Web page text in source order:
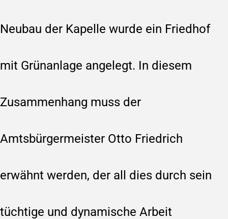
Neubau der Kapelle wurde ein Friedhof
mit Grünanlage angelegt. In diesem
Zusammenhang muss der
Amtsbürgermeister Otto Friedrich
erwähnt werden, der all dies durch sein
tüchtige und dynamische Arbeit